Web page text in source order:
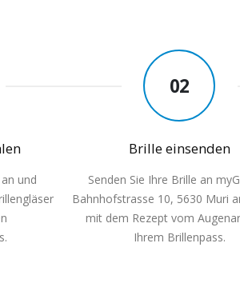
und
02
Brille einsenden
Senden Sie Ihre Brille an
Bahnhofstrasse 10, 5630 Muri
mit dem Rezept vom
Ihrem Brillenpass.